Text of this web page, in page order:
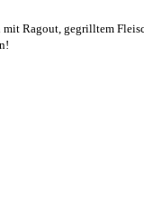
Ragout, gegrilltem